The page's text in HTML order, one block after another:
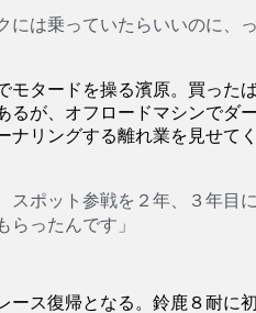
には乗っていたらいいのに
タードを操る濱原。買った
るが、オフロードマシンで
ナリングする離れ業を見せ
スポット参戦を２年、３年目
ったんです」
ース復帰となる。鈴鹿８耐に